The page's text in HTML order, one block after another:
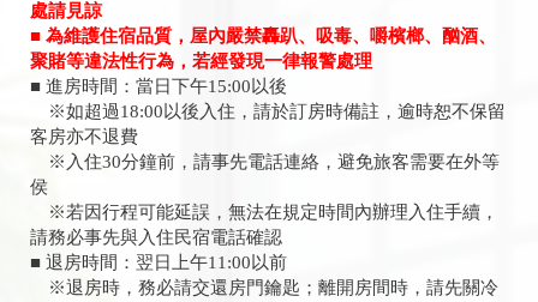
處請見諒
■ 為維護住宿品質，屋內嚴禁轟趴、吸毒、嚼檳榔、酗酒、
聚賭等違法性行為，若經發現一律報警處理
■ 進房時間：當日下午15:00以後
※如超過18:00以後入住，請於訂房時備註，逾時恕不保留
客房亦不退費
※入住30分鐘前，請事先電話連絡，避免旅客需要在外等
侯
※若因行程可能延誤，無法在規定時間內辦理入住手續，
請務必事先與入住民宿電話確認
■ 退房時間：翌日上午11:00以前
※退房時，務必請交還房門鑰匙；離開房間時，請先關冷